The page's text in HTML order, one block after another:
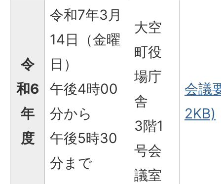
令
和6
年
度
令和7年3月
14日（金曜
日）
午後4時00
分から
午後5時30
分まで
大空
町役
場庁
舎
3階1
号会
議室
会議
2KB)